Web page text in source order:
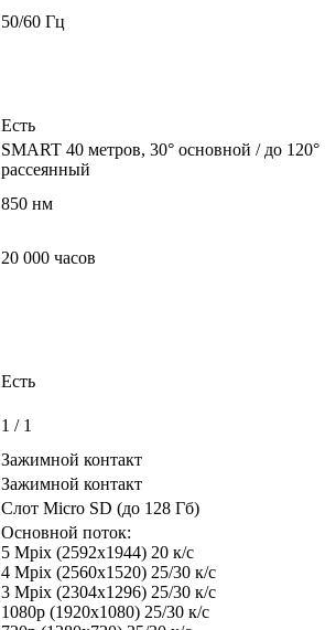
50/60 Гц
Есть
SMART 40 метров, 30° основной / до 120°
рассеянный
850 нм
20 000 часов
Есть
1 / 1
Зажимной контакт
Зажимной контакт
Слот Micro SD (до 128 Гб)
Основной поток:
5 Mpix (2592x1944) 20 к/с
4 Mpix (2560x1520) 25/30 к/с
3 Mpix (2304x1296) 25/30 к/с
1080p (1920x1080) 25/30 к/с